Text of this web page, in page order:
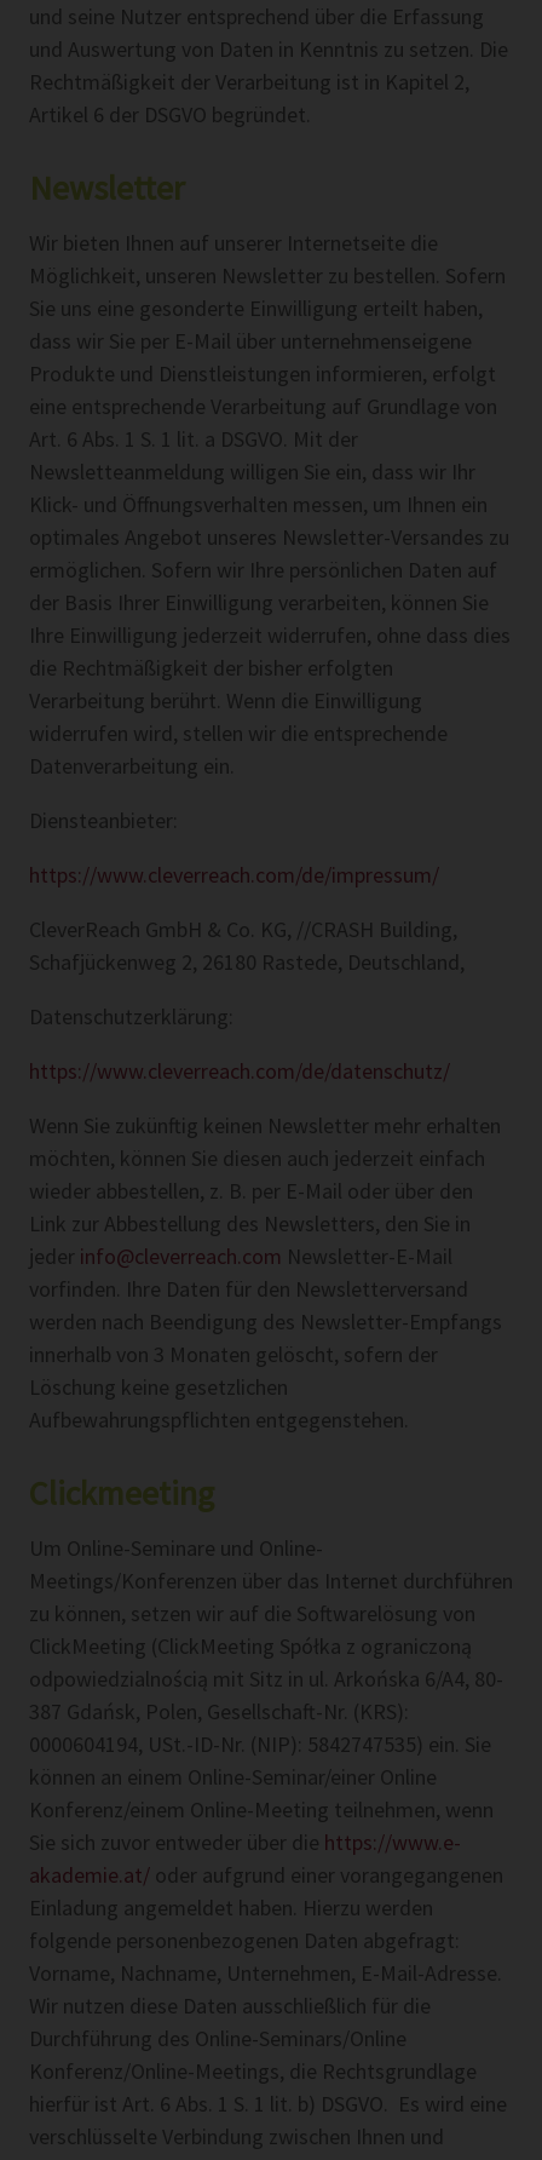
und seine Nutzer entsprechend über die Erfassung
und Auswertung von Daten in Kenntnis zu setzen. Die
Rechtmäßigkeit der Verarbeitung ist in Kapitel 2,
Artikel 6 der DSGVO begründet.
Newsletter
Wir bieten Ihnen auf unserer Internetseite die
Möglichkeit, unseren Newsletter zu bestellen. Sofern
Sie uns eine gesonderte Einwilligung erteilt haben,
dass wir Sie per E-Mail über unternehmenseigene
Produkte und Dienstleistungen informieren, erfolgt
eine entsprechende Verarbeitung auf Grundlage von
Art. 6 Abs. 1 S. 1 lit. a DSGVO. Mit der
Newsletteanmeldung willigen Sie ein, dass wir Ihr
Klick- und Öffnungsverhalten messen, um Ihnen ein
optimales Angebot unseres Newsletter-Versandes zu
ermöglichen. Sofern wir Ihre persönlichen Daten auf
der Basis Ihrer Einwilligung verarbeiten, können Sie
Ihre Einwilligung jederzeit widerrufen, ohne dass dies
die Rechtmäßigkeit der bisher erfolgten
Verarbeitung berührt. Wenn die Einwilligung
widerrufen wird, stellen wir die entsprechende
Datenverarbeitung ein.
Diensteanbieter:
https://www.cleverreach.com/de/impressum/
CleverReach GmbH & Co. KG, //CRASH Building,
Schafjückenweg 2, 26180 Rastede, Deutschland,
Datenschutzerklärung:
https://www.cleverreach.com/de/datenschutz/
Wenn Sie zukünftig keinen Newsletter mehr erhalten
möchten, können Sie diesen auch jederzeit einfach
wieder abbestellen, z. B. per E-Mail oder über den
Link zur Abbestellung des Newsletters, den Sie in
jeder info@cleverreach.com Newsletter-E-Mail
vorfinden. Ihre Daten für den Newsletterversand
werden nach Beendigung des Newsletter-Empfangs
innerhalb von 3 Monaten gelöscht, sofern der
Löschung keine gesetzlichen
Aufbewahrungspflichten entgegenstehen.
Clickmeeting
Um Online-Seminare und Online-
Meetings/Konferenzen über das Internet durchführen
zu können, setzen wir auf die Softwarelösung von
ClickMeeting (ClickMeeting Spółka z ograniczoną
odpowiedzialnością mit Sitz in ul. Arkońska 6/A4, 80-
387 Gdańsk, Polen, Gesellschaft-Nr. (KRS):
0000604194, USt.-ID-Nr. (NIP): 5842747535) ein. Sie
können an einem Online-Seminar/einer Online
Konferenz/einem Online-Meeting teilnehmen, wenn
Sie sich zuvor entweder über die https://www.e-
akademie.at/ oder aufgrund einer vorangegangenen
Einladung angemeldet haben. Hierzu werden
folgende personenbezogenen Daten abgefragt:
Vorname, Nachname, Unternehmen, E-Mail-Adresse.
Wir nutzen diese Daten ausschließlich für die
Durchführung des Online-Seminars/Online
Konferenz/Online-Meetings, die Rechtsgrundlage
hierfür ist Art. 6 Abs. 1 S. 1 lit. b) DSGVO. Es wird eine
verschlüsselte Verbindung zwischen Ihnen und